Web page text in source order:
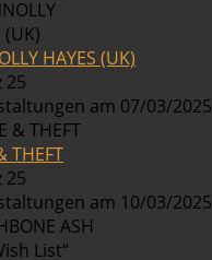
HAYES (UK)
25
am 07/03/2025
THEFT
25
am 10/03/2025